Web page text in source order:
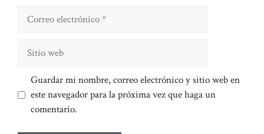
Guardar mi nombre, correo electrónico y sitio web en
este navegador para la próxima vez que haga un
comentario.